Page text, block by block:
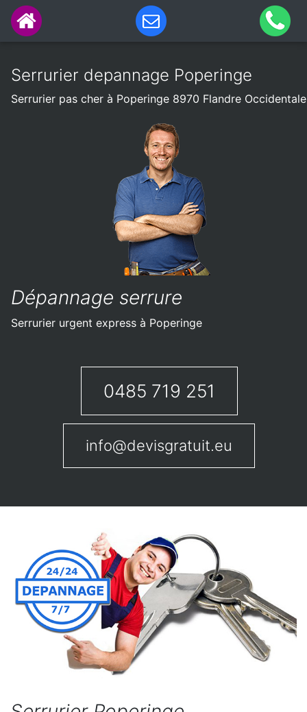
Serrurier depannage Poperinge
Serrurier pas cher à Poperinge 8970 Flandre Occidentale
Dépannage serrure
Serrurier urgent express à Poperinge
0485 719 251
info@devisgratuit.eu